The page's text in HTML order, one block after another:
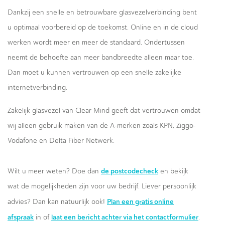
Dankzij een snelle en betrouwbare glasvezelverbinding bent
u optimaal voorbereid op de toekomst. Online en in de cloud
werken wordt meer en meer de standaard. Ondertussen
neemt de behoefte aan meer bandbreedte alleen maar toe.
Dan moet u kunnen vertrouwen op een snelle zakelijke
internetverbinding.
Zakelijk glasvezel van Clear Mind geeft dat vertrouwen omdat
wij alleen gebruik maken van de A-merken zoals KPN, Ziggo-
Vodafone en Delta Fiber Netwerk.
Wilt u meer weten? Doe dan de postcodecheck en bekijk
wat de mogelijkheden zijn voor uw bedrijf. Liever persoonlijk
advies? Dan kan natuurlijk ook! Plan een gratis online
afspraak in of laat een bericht achter via het contactformulier.